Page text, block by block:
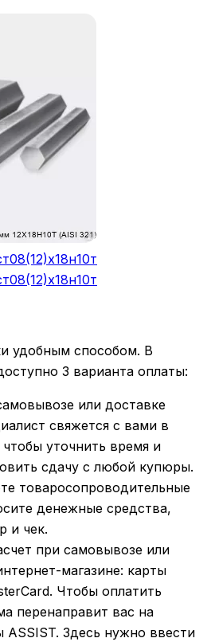
удобным способом. В
3 варианта оплаты:
или доставке
свяжется с вами в
уточнить время и
сдачу с любой купюры.
товаросопроводительные
денежные средства,
и чек.
при самовывозе или
магазине: карты
Чтобы оплатить
перенаправит вас на
ASSIST. Здесь нужно ввести